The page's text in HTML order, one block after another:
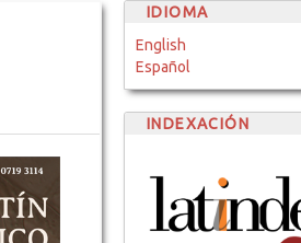
IDIOMA
English
Español
INDEXACIÓN